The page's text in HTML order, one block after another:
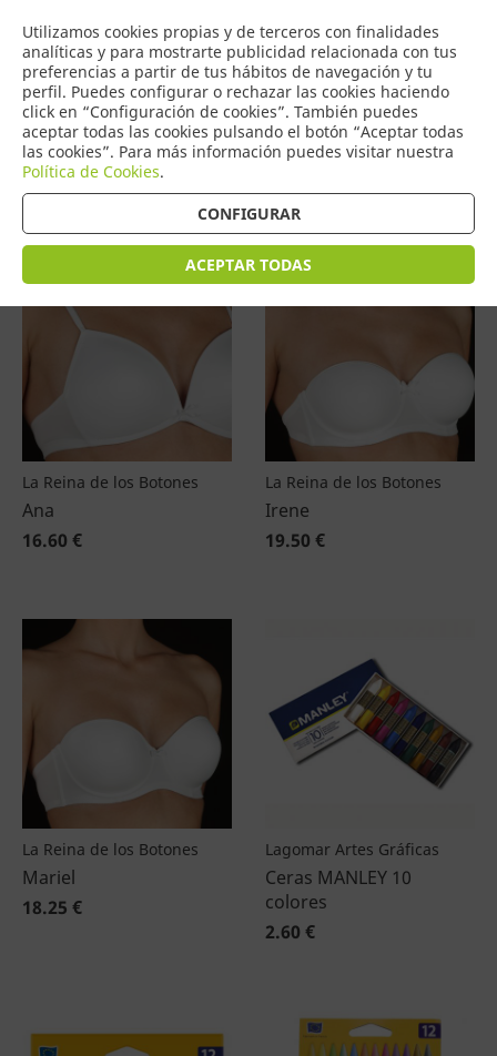
Utilizamos cookies propias y de terceros con finalidades
analíticas y para mostrarte publicidad relacionada con tus
preferencias a partir de tus hábitos de navegación y tu
perfil. Puedes configurar o rechazar las cookies haciendo
click en “Configuración de cookies”. También puedes
aceptar todas las cookies pulsando el botón “Aceptar todas
las cookies”. Para más información puedes visitar nuestra
Política de Cookies.
CONFIGURAR
ACEPTAR TODAS
0
COMERCIO
DE TORRIJOS
Productos (4597)
Ordenar por precio
La Reina de los Botones
Ana
16.60 €
La Reina de los Botones
Irene
19.50 €
La Reina de los Botones
Mariel
18.25 €
Lagomar Artes Gráficas
Ceras MANLEY 10
colores
2.60 €